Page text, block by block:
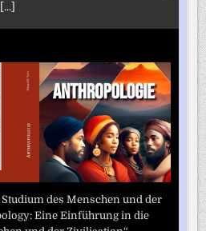
[...]
des Menschen und der
Eine Einführung in die